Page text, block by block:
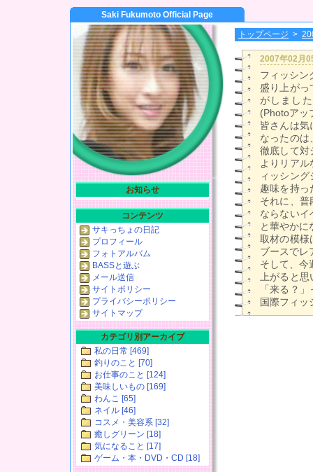
Saki Fukumoto Official Page
トップページ >
2007年02月
フィッシン
盛り上がっ
がしまし
(Photoアッ
皆さんは気
なったのは
徹底して対
よりリア
ィッシン
趣味を持っ
それに、普
ならないイ
と華やかに
取材の模様
ブースでレ
そして、今
上がると
「来る？
国際フィッ
お知らせ
コンテンツ
サキっちょの日記
プロフィール
フォトアルバム
BASSと遊ぶ
メール送信
サイトポリシー
プライバシーポリシー
サイトマップ
カテゴリ別アーカイブ
私の日常 [469]
釣りのこと [70]
お仕事のこと [124]
美味しいもの [169]
わんこ [65]
ネイル [46]
コスメ・美容系 [32]
癒しグリーン [18]
気になること [17]
ゲーム・本・DVD・CD [18]